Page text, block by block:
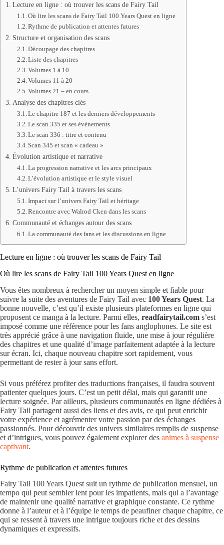
Lecture en ligne : où trouver les scans de Fairy Tail
Où lire les scans de Fairy Tail 100 Years Quest en ligne
Rythme de publication et attentes futures
Structure et organisation des scans
Découpage des chapitres
Liste des chapitres
Volumes 1 à 10
Volumes 11 à 20
Volumes 21 – en cours
Analyse des chapitres clés
Le chapitre 187 et les derniers développements
Le scan 335 et ses événements
Le scan 336 : titre et contenu
Scan 345 et scan « cadeau »
Évolution artistique et narrative
La progression narrative et les arcs principaux
L’évolution artistique et le style visuel
L’univers Fairy Tail à travers les scans
Impact sur l’univers Fairy Tail et héritage
Rencontre avec Walrod Cken dans les scans
Communauté et échanges autour des scans
La communauté des fans et les discussions en ligne
Lecture en ligne : où trouver les scans de Fairy Tail
Où lire les scans de Fairy Tail 100 Years Quest en ligne
Vous êtes nombreux à rechercher un moyen simple et fiable pour
suivre la suite des aventures de Fairy Tail avec 100 Years Quest. La
bonne nouvelle, c’est qu’il existe plusieurs plateformes en ligne qui
proposent ce manga à la lecture. Parmi elles, readfairytail.com s’est
imposé comme une référence pour les fans anglophones. Le site est
très apprécié grâce à une navigation fluide, une mise à jour régulière
des chapitres et une qualité d’image parfaitement adaptée à la lecture
sur écran. Ici, chaque nouveau chapitre sort rapidement, vous
permettant de rester à jour sans effort.
Si vous préférez profiter des traductions françaises, il faudra souvent
patienter quelques jours. C’est un petit délai, mais qui garantit une
lecture soignée. Par ailleurs, plusieurs communautés en ligne dédiées à
Fairy Tail partagent aussi des liens et des avis, ce qui peut enrichir
votre expérience et agrémenter votre passion par des échanges
passionnés. Pour découvrir des univers similaires remplis de suspense
et d’intrigues, vous pouvez également explorer des animes à suspense
captivant.
Rythme de publication et attentes futures
Fairy Tail 100 Years Quest suit un rythme de publication mensuel, un
tempo qui peut sembler lent pour les impatients, mais qui a l’avantage
de maintenir une qualité narrative et graphique constante. Ce rythme
donne à l’auteur et à l’équipe le temps de peaufiner chaque chapitre, ce
qui se ressent à travers une intrigue toujours riche et des dessins
dynamiques et expressifs.